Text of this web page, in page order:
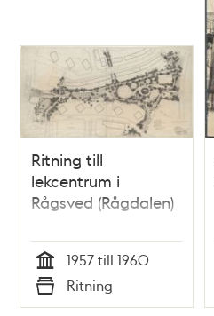
Ritning till
lekcentrum i
Rågsved (Rågdalen)
Tid
1957 till 1960
Typ
Ritning